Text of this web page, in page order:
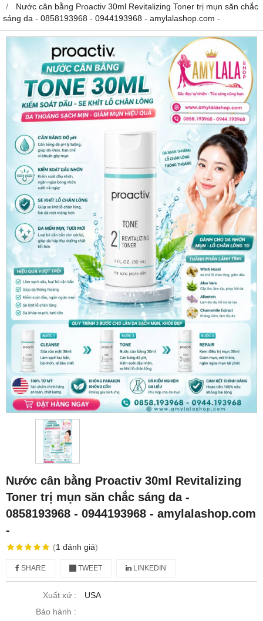
Nước cân bằng Proactiv 30ml Revitalizing Toner trị mụn săn chắc
sáng da - 0858193968 - 0944193968 - amylalashop.com -
Nước cân bằng Proactiv 30ml Revitalizing
Toner trị mụn săn chắc sáng da -
0858193968 - 0944193968 - amylalashop.com
-
(1 đánh giá)
SHARE TWEET LINKEDIN
Xuất xứ :
USA
Bảo hành :